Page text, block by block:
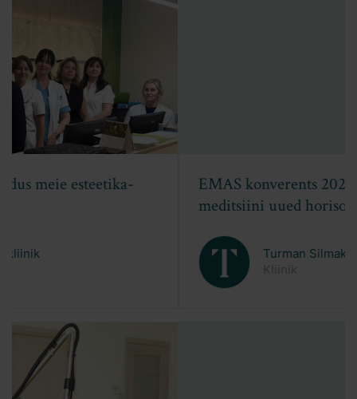
EMAS konverents 2026: Esteetilise
meditsiini uued horisondid
Turman Silmakliinik